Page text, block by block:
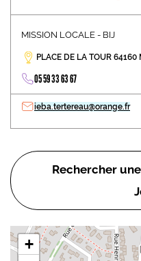
MISSION LOCALE - BIJ
PLACE DE LA TOUR 64160
05 59 33 63 67
ieba.tertereau@orange.fr
Rechercher
+